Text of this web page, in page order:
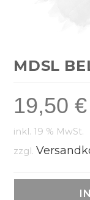
MDSL
19,50€
inkl. 19 % MwSt.
zzgl.